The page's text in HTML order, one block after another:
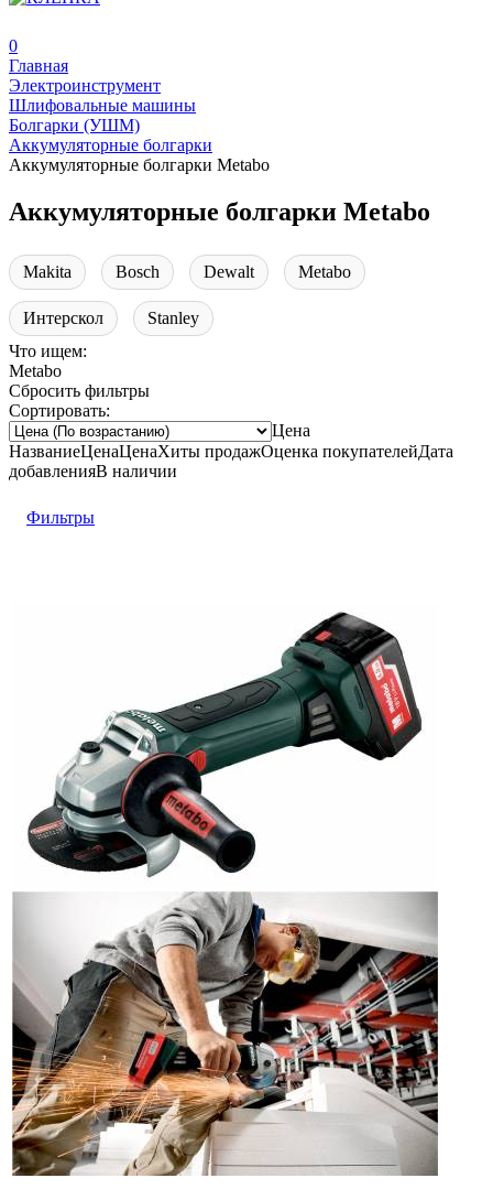
0
Главная
Электроинструмент
Шлифовальные машины
Болгарки (УШМ)
Аккумуляторные болгарки
Аккумуляторные болгарки Metabo
Аккумуляторные болгарки Metabo
Makita Bosch Dewalt Metabo
Интерскол
Stanley
Что ищем:
Metabo
Сбросить фильтры
Сортировать:
Цена
НазваниеЦенаЦенаХиты продажОценка покупателейДата
добавленияВ наличии
Фильтры